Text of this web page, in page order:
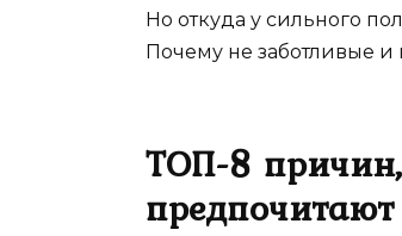
Но откуда у сильного
Почему не заботливые
ТОП-8
предпочитают